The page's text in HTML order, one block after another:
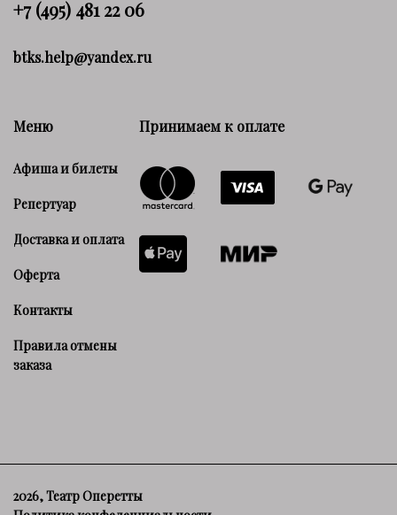
Принимаем к оплате
Меню
Афиша и билеты
Репертуар
Доставка и оплата
Оферта
Контакты
Правила отмены
заказа
+7 (495) 481 22 06
btks.help@yandex.ru
2026, Театр Оперетты